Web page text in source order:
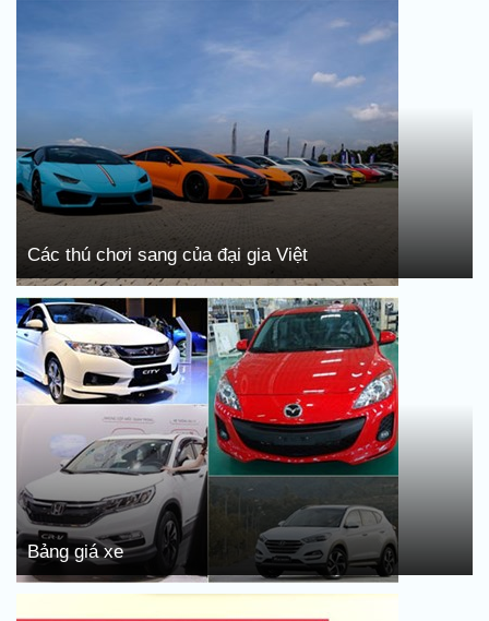
Các thú chơi sang của đại gia Việt
Bảng giá xe